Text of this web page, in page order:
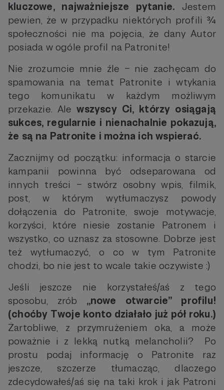
kluczowe, najważniejsze pytanie. Jestem
pewien, że w przypadku niektórych profili ¾
społeczności nie ma pojęcia, że dany Autor
posiada w ogóle profil na Patronite!
Nie zrozumcie mnie źle – nie zachęcam do
spamowania na temat Patronite i wtykania
tego komunikatu w każdym możliwym
przekazie. Alewszyscy Ci, którzy osiągają
sukces, regularnie i nienachalnie pokazują,
że są na Patronite i można ich wspierać.
Zacznijmy od początku: informacja o starcie
kampanii powinna być odseparowana od
innych treści – stwórz osobny wpis, filmik,
post, w którym wytłumaczysz powody
dołączenia do Patronite, swoje motywacje,
korzyści, które niesie zostanie Patronem i
wszystko, co uznasz za stosowne. Dobrze jest
też wytłumaczyć, o co w tym Patronite
chodzi, bo nie jest to wcale takie oczywiste :)
Jeśli jeszcze nie korzystałeś/aś z tego
sposobu, zrób „nowe otwarcie” profilu!
(choćby Twoje konto działało już pół roku.)
Żartobliwe, z przymrużeniem oka, a może
poważnie i z lekką nutką melancholii? Po
prostu podaj informację o Patronite raz
jeszcze, szczerze tłumacząc, dlaczego
zdecydowałeś/aś się na taki krok i jak Patroni